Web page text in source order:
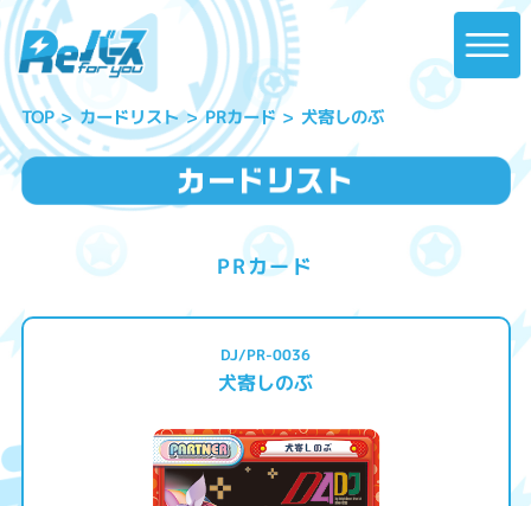
TOP カードリスト PRカード 犬寄しのぶ
PRカード
DJ/PR-0036
犬寄しのぶ